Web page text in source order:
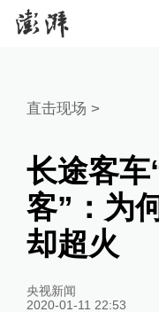
直击现场 >
长途客车
客”：为
却超火
央视新闻
2020-01-11 22:53